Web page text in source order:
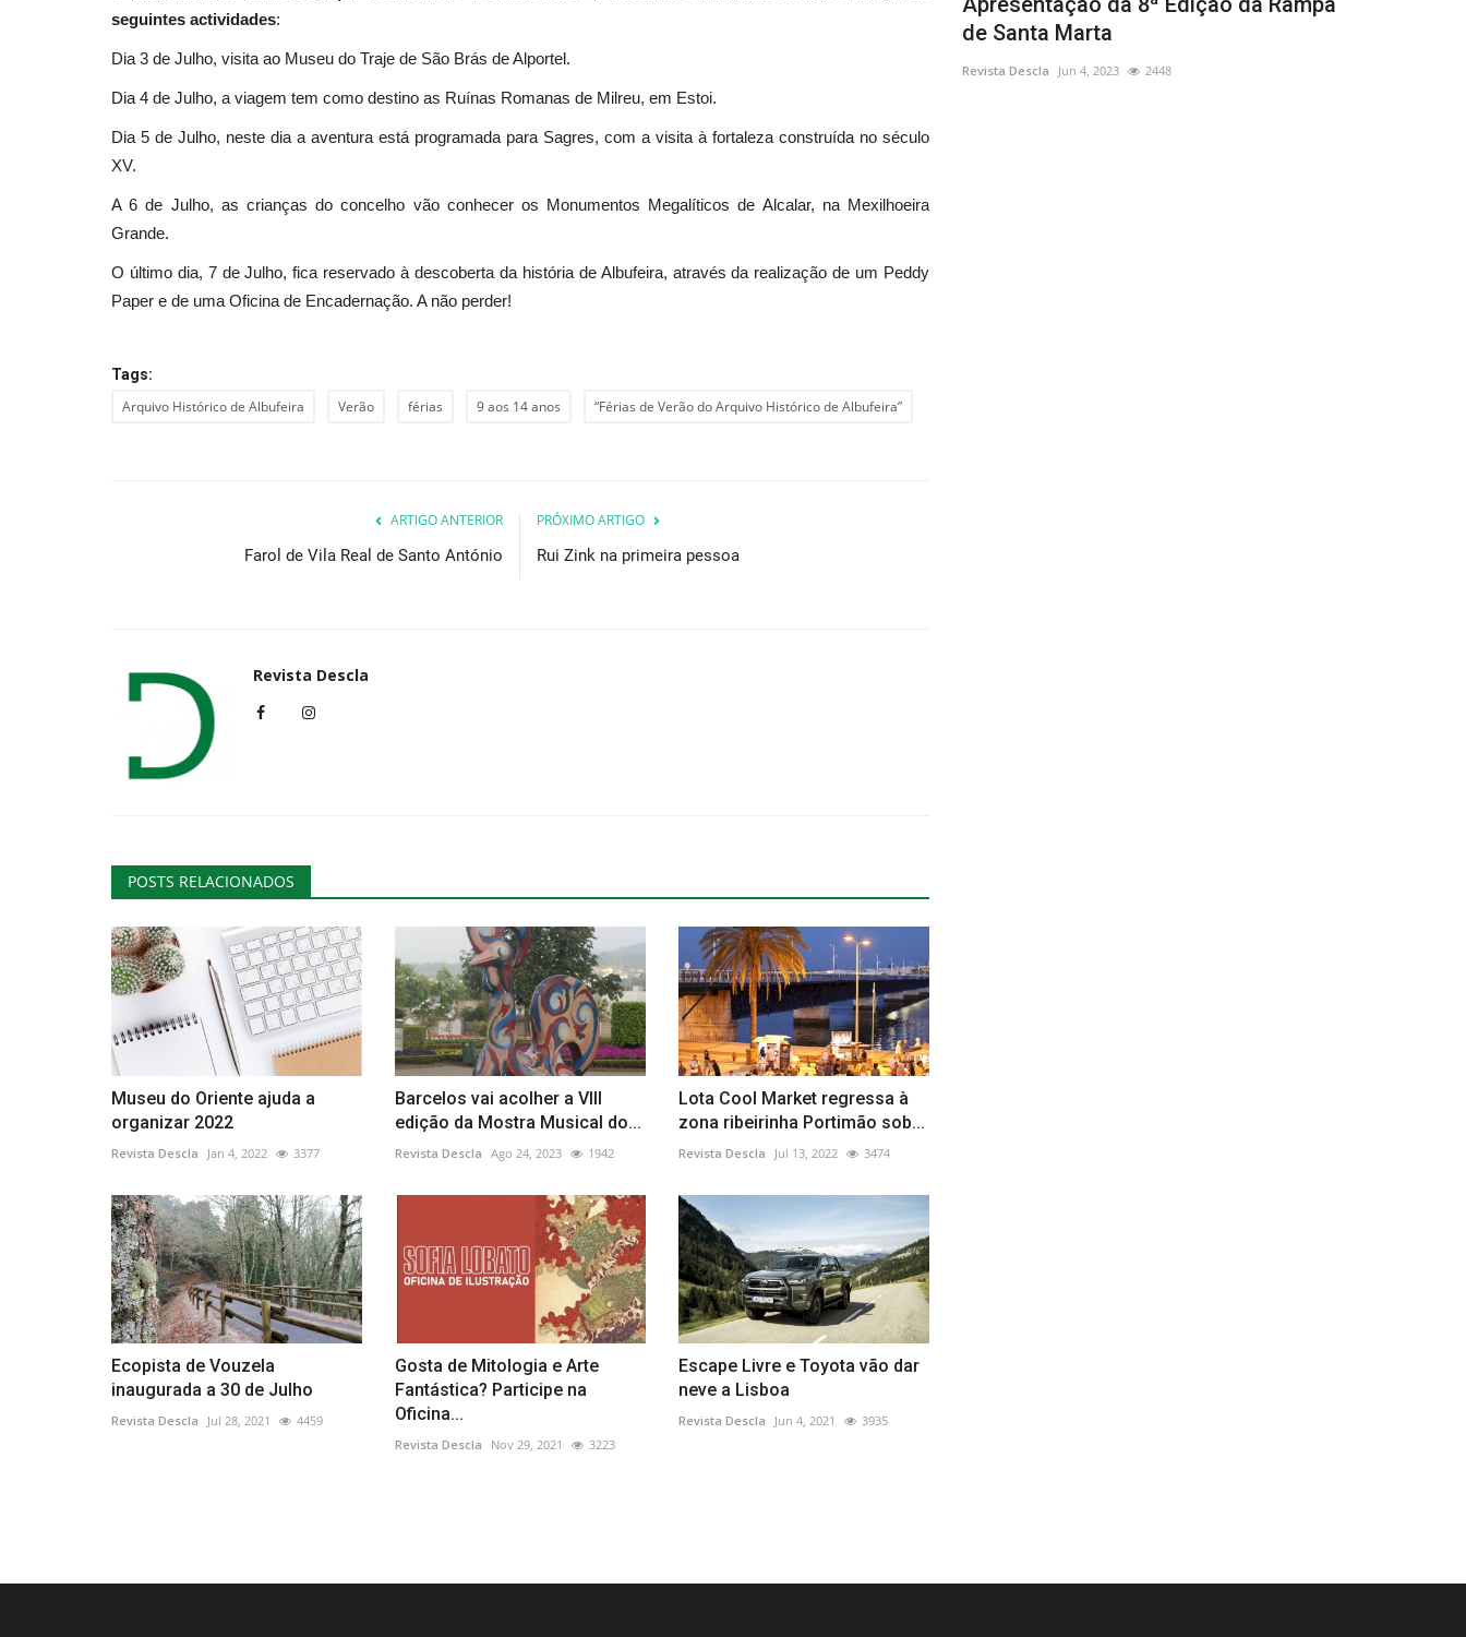
seguintes actividades:
Dia 3 de Julho, visita ao Museu do Traje de São Brás de Alportel.
Dia 4 de Julho, a viagem tem como destino as Ruínas Romanas de Milreu, em Estoi.
Dia 5 de Julho, neste dia a aventura está programada para Sagres, com a visita à fortaleza construída no século
XV.
A 6 de Julho, as crianças do concelho vão conhecer os Monumentos Megalíticos de Alcalar, na Mexilhoeira
Grande.
O último dia, 7 de Julho, fica reservado à descoberta da história de Albufeira, através da realização de um Peddy
Paper e de uma Oficina de Encadernação. A não perder!
Tags:
Arquivo Histórico de Albufeira Verão férias 9 aos 14 anos “Férias de Verão do Arquivo Histórico de Albufeira”
ARTIGO ANTERIOR
Farol de Vila Real de Santo António
PRÓXIMO ARTIGO
Rui Zink na primeira pessoa
Revista Descla
POSTS RELACIONADOS
Museu do Oriente ajuda a
organizar 2022
Revista Descla Jan 4, 2022 3377
Barcelos vai acolher a VIII
edição da Mostra Musical do...
Revista Descla Ago 24, 2023 1942
Lota Cool Market regressa à
zona ribeirinha Portimão sob...
Revista Descla Jul 13, 2022 3474
Ecopista de Vouzela
inaugurada a 30 de Julho
Revista Descla Jul 28, 2021 4459
Gosta de Mitologia e Arte
Fantástica? Participe na
Oficina...
Revista Descla Nov 29, 2021 3223
Escape Livre e Toyota vão dar
neve a Lisboa
Revista Descla Jun 4, 2021 3935
ecocídio!
Revista Descla 3314
de Santa Marta
Revista Descla Jun 4, 2023 2448